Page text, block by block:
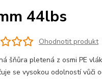
44lbs
Ohodnotit produkt
šňůra pletená z osmi PE
se vysokou odolností vůči